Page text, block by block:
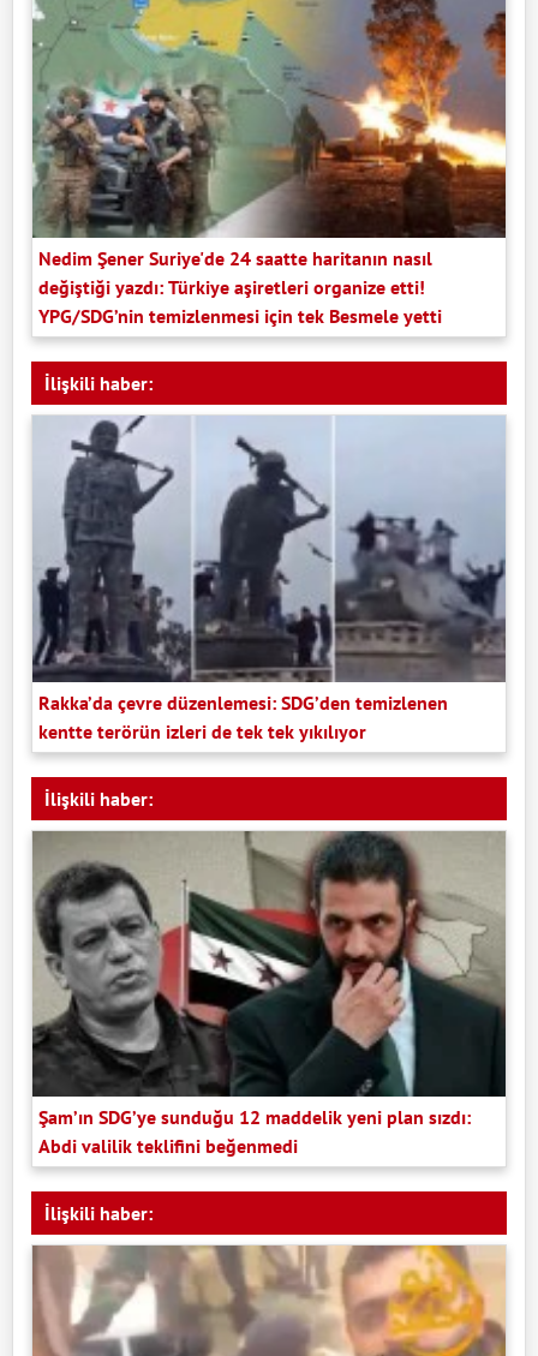
Nedim Şener Suriye'de 24 saatte haritanın nasıl
değiştiği yazdı: Türkiye aşiretleri organize etti!
YPG/SDG’nin temizlenmesi için tek Besmele yetti
İlişkili haber:
Rakka’da çevre düzenlemesi: SDG’den temizlenen
kentte terörün izleri de tek tek yıkılıyor
İlişkili haber:
Şam’ın SDG’ye sunduğu 12 maddelik yeni plan sızdı:
Abdi valilik teklifini beğenmedi
İlişkili haber: